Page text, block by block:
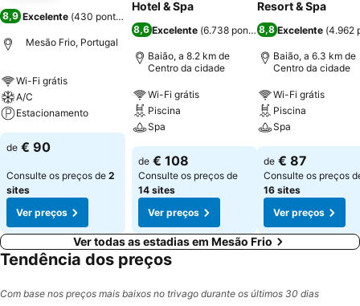
8,9 Excelente (430 pontuações
Mesão Frio, Portugal
Wi-Fi grátis
A/C
Estacionamento
de € 90
Consulte os preços de 2
sites
Ver preços
Hotel & Spa
8,6 Excelente (6.738 pontuações)
Baião, a 8.2 km de
Centro da cidade
Wi-Fi grátis
Piscina
Spa
de € 108
Consulte os preços de
14 sites
Ver preços
Resort & Spa
8,8 Excelente (4.962
Baião, a 6.3 km de
Centro da cidade
Wi-Fi grátis
Piscina
Spa
de € 87
Consulte os preços
16 sites
Ver preços
Ver todas as estadias em Mesão Frio
Tendência dos preços
Com base nos preços mais baixos no trivago durante os últimos 30 dias